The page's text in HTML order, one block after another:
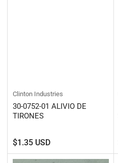
Clinton Industries
30-0752-01 ALIVIO DE
TIRONES
Precio
regular
$1.35 USD